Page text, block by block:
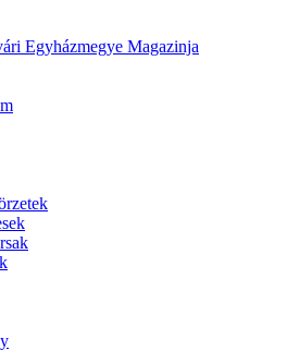
Egyházmegye Magazinja